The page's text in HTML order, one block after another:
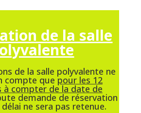
de la salle
de la salle polyvalente ne
compte que pour les 12
à compter de la date de
demande de réservation
ne sera pas retenue.